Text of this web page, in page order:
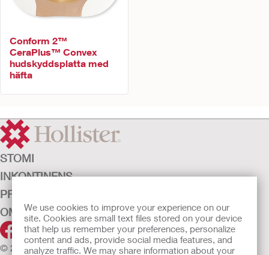
We use cookies to improve your experience on our
site. Cookies are small text files stored on your device
that help us remember your preferences, personalize
content and ads, provide social media features, and
analyze traffic. We may share information about your
Conform 2™
CeraPlus™ Convex
hudskyddsplatta med
häfta
STOMI
INKONTINENS
PRODUKTER
OM OSS
© 2026 Hollister Incorporated